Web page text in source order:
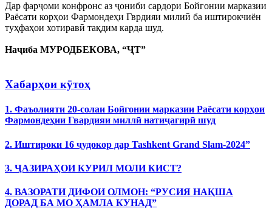
Дар фарҷоми конфронс аз ҷониби сардори Бойгонии марказии
Раёсати корҳои Фармондеҳи Гврдияи милиӣ ба иштирокчиён
туҳфаҳои хотиравӣ тақдим карда шуд.
Наҷиба МУРОДБЕКОВА, “ҶТ”
Хабарҳои кӯтоҳ
1. Фаъолияти 20-солаи Бойгонии марказии Раёсати корҳои
Фармондеҳии Гвардияи миллӣ натиҷагирӣ шуд
2. Иштироки 16 ҷудокор дар Tashkent Grand Slam-2024”
3. ҶАЗИРАҲОИ КУРИЛ МОЛИ КИСТ?
4. ВАЗОРАТИ ДИФОИ ОЛМОН: “РУСИЯ НАҚША
ДОРАД БА МО ҲАМЛА КУНАД”